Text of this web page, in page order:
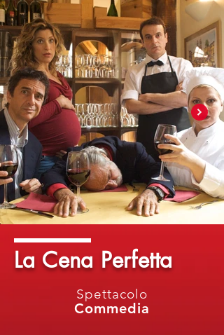
La Cena Perfetta
Commedia
Spettacolo